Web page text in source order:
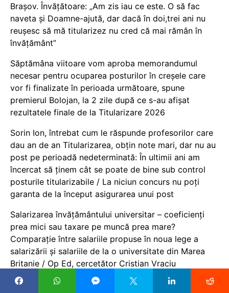
Brașov. Învățătoare: „Am zis iau ce este. O să fac
naveta și Doamne-ajută, dar dacă în doi,trei ani nu
reușesc să mă titularizez nu cred că mai rămân în
învățământ”
Săptămâna viitoare vom aproba memorandumul
necesar pentru ocuparea posturilor în creșele care
vor fi finalizate în perioada următoare, spune
premierul Bolojan, la 2 zile după ce s-au afișat
rezultatele finale de la Titularizare 2026
Sorin Ion, întrebat cum le răspunde profesorilor care
dau an de an Titularizarea, obțin note mari, dar nu au
post pe perioadă nedeterminată: În ultimii ani am
încercat să ținem cât se poate de bine sub control
posturile titularizabile / La niciun concurs nu poți
garanta de la început asigurarea unui post
Salarizarea învățământului universitar – coeficienți
prea mici sau taxare pe muncă prea mare?
Comparație între salariile propuse în noua lege a
salarizării și salariile de la o universitate din Marea
Britanie / Op Ed, cercetător Cristian Vraciu
Campania de reciclare a unor studenți care îmbină